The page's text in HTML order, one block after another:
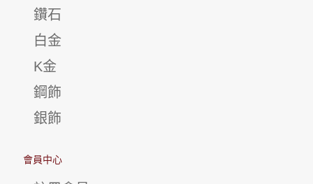
鑽石
白金
K金
鋼飾
銀飾
會員中心